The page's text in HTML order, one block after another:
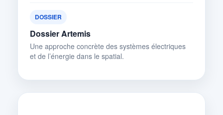
DOSSIER
Dossier Artemis
Une approche concrète des systèmes électriques
et de l’énergie dans le spatial.